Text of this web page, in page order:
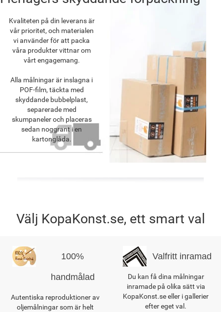
Kvaliteten på din leverans är
vår prioritet, och materialen
vi använder för att packa
våra produkter vittnar om
vårt engagemang.
Alla målningar är inslagna i
POF-film, täckta med
skyddande bubbelplast,
separerade med
skumpaneler och placeras
sedan noggrant i en
kartonglåda.
Välj KopaKonst.se, ett smart val
100%
handmålad
Autentiska reproduktioner av
oljemålningar som är helt
Valfritt inramad
Du kan få dina målningar
inramade på olika sätt via
KopaKonst.se eller i gallerier
efter eget val.